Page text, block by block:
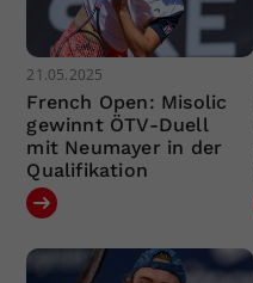
21.05.2025
French Open: Misolic
gewinnt ÖTV-Duell
mit Neumayer in der
Qualifikation